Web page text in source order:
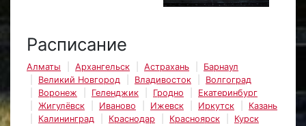
Расписание
Алматы Архангельск Астрахань
Барнаул
Великий Новгород
Владивосток
Волгоград
Воронеж
Геленджик Гродно
Екатеринбург
Жигулёвск
Иваново Ижевск Иркутск
Казань
Калининград
Краснодар Красноярск
Курск